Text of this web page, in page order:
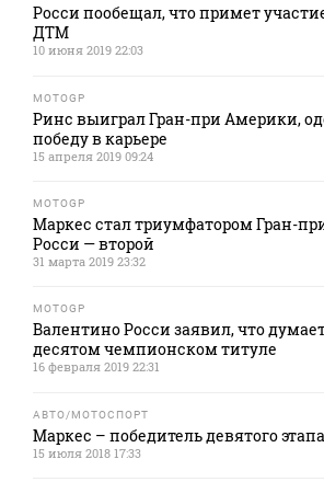
Росси пообещал, что примет
ДТМ
10 июня 2019 22:03
MOTOGP
Ринс выиграл Гран-при Америки,
победу в карьере
15 апреля 2019 09:24
MOTOGP
Маркес стал триумфатором Гран-
Росси — второй
31 марта 2019 23:32
MOTOGP
Валентино Росси заявил, что
десятом чемпионском титуле
16 февраля 2019 22:31
АВТО/МОТОСПОРТ
Маркес – победитель девятого
15 июля 2018 17:33